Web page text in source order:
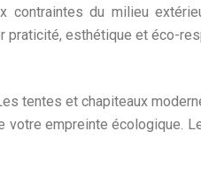
contraintes du milieu
praticité, esthétique et éco-
tentes et chapiteaux
empreinte écologique.